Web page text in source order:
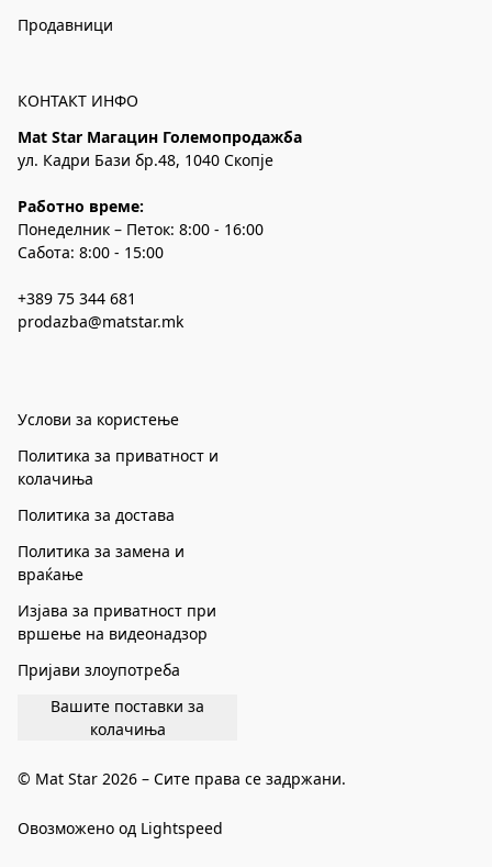
Продавници
КОНТАКТ ИНФО
Mat Star Магацин Големопродажба
ул. Кадри Бази бр.48, 1040 Скопје
Работно време:
Понеделник – Петок: 8:00 - 16:00
Сабота: 8:00 - 15:00
+389 75 344 681
prodazba@matstar.mk
Услови за користење
Политика за приватност и
колачиња
Политика за достава
Политика за замена и
враќање
Изјава за приватност при
вршење на видеонадзор
Пријави злоупотреба
Вашите поставки за
колачиња
© Mat Star 2026 – Сите права се задржани.
Овозможено од Lightspeed